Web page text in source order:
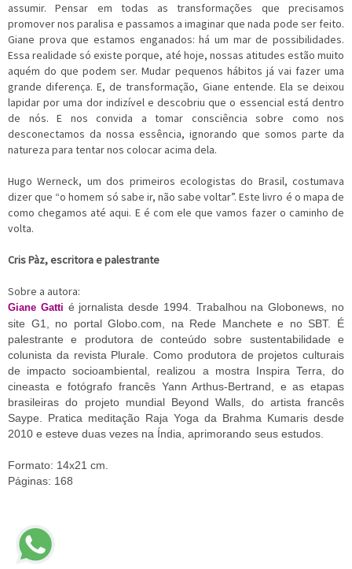
assumir. Pensar em todas as transformações que precisamos
promover nos paralisa e passamos a imaginar que nada pode ser feito.
Giane prova que estamos enganados: há um mar de possibilidades.
Essa realidade só existe porque, até hoje, nossas atitudes estão muito
aquém do que podem ser. Mudar pequenos hábitos já vai fazer uma
grande diferença. E, de transformação, Giane entende. Ela se deixou
lapidar por uma dor indizível e descobriu que o essencial está dentro
de nós. E nos convida a tomar consciência sobre como nos
desconectamos da nossa essência, ignorando que somos parte da
natureza para tentar nos colocar acima dela.
Hugo Werneck, um dos primeiros ecologistas do Brasil, costumava
dizer que “o homem só sabe ir, não sabe voltar”. Este livro é o mapa de
como chegamos até aqui. E é com ele que vamos fazer o caminho de
volta.
Cris Pàz, escritora e palestrante
Sobre a autora:
Giane Gatti é jornalista desde 1994. Trabalhou na Globonews, no
site G1, no portal Globo.com, na Rede Manchete e no SBT. É
palestrante e produtora de conteúdo sobre sustentabilidade e
colunista da revista Plurale. Como produtora de projetos culturais
de impacto socioambiental, realizou a mostra Inspira Terra, do
cineasta e fotógrafo francês Yann Arthus-Bertrand, e as etapas
brasileiras do projeto mundial Beyond Walls, do artista francês
Saype. Pratica meditação Raja Yoga da Brahma Kumaris desde
2010 e esteve duas vezes na Índia, aprimorando seus estudos.
Formato: 14x21 cm.
Páginas: 168